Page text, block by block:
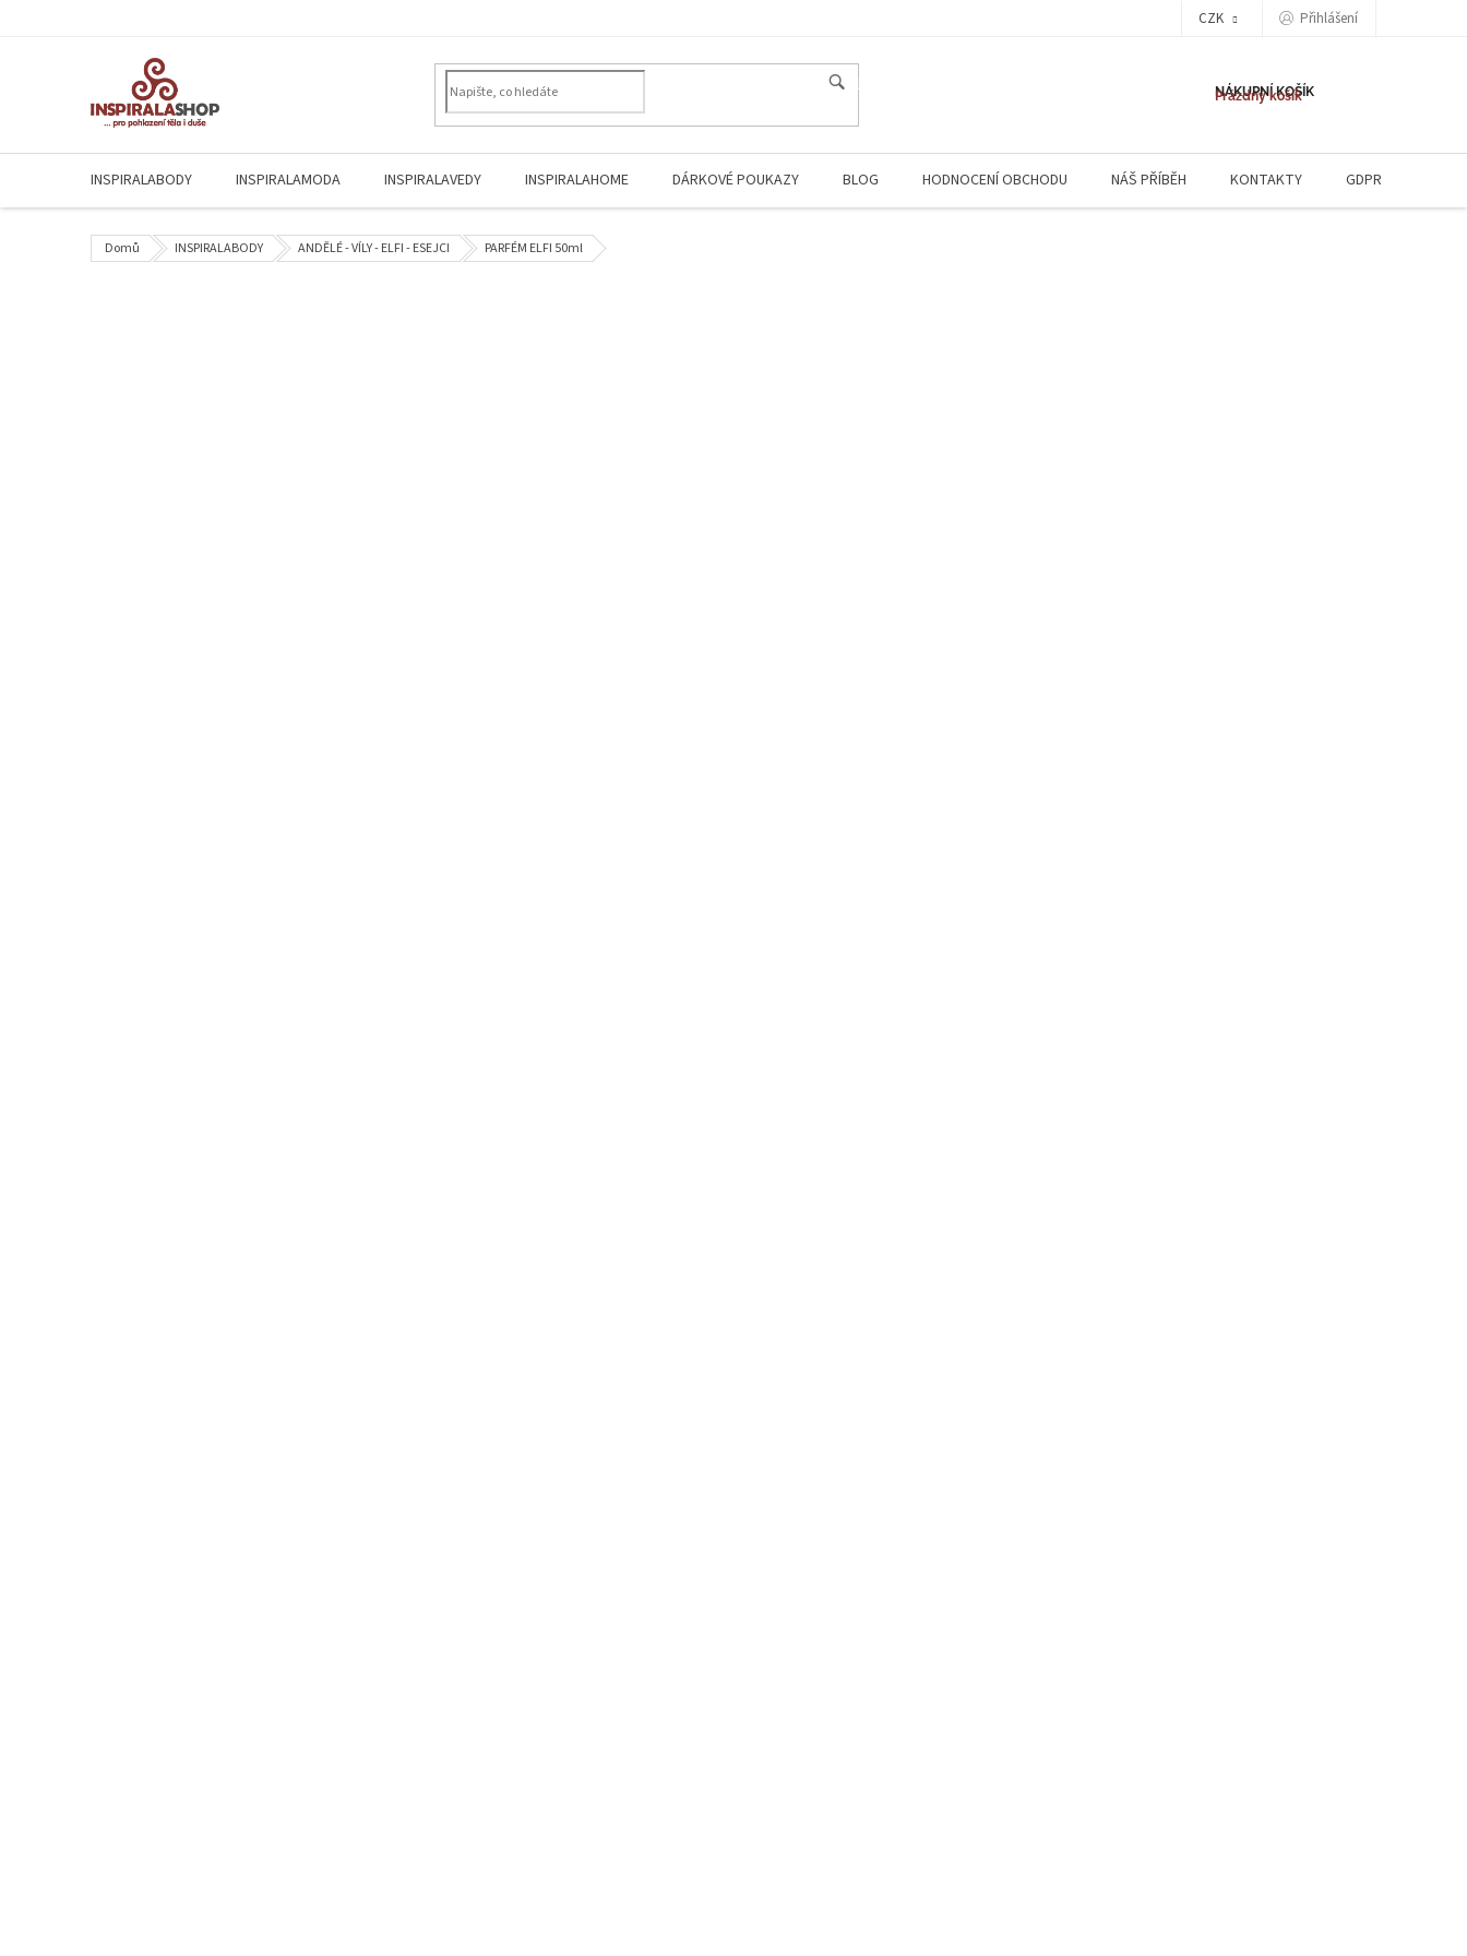
CZK Přihlášení
HLEDAT NÁKUPNÍ KOŠÍK
Prázdný košík
INSPIRALABODY INSPIRALAMODA INSPIRALAVEDY INSPIRALAHOME DÁRKOVÉ POUKAZY BLOG HODNOCENÍ OBCHODU NÁŠ PŘÍBĚH KONTAKTY GDPR
Domů INSPIRALABODY ANDĚLÉ - VÍLY - ELFI - ESEJCI PARFÉM ELFI 50ml